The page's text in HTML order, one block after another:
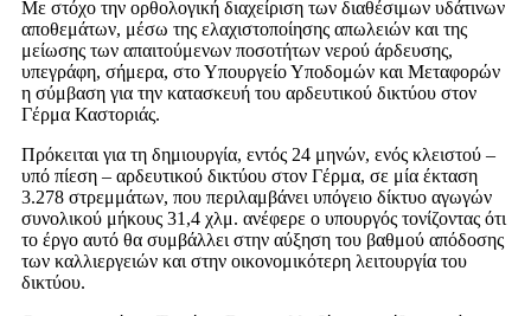
Με στόχο την ορθολογική διαχείριση των διαθέσιμων υδάτινων
αποθεμάτων, μέσω της ελαχιστοποίησης απωλειών και της
μείωσης των απαιτούμενων ποσοτήτων νερού άρδευσης,
υπεγράφη, σήμερα, στο Υπουργείο Υποδομών και Μεταφορών
η σύμβαση για την κατασκευή του αρδευτικού δικτύου στον
Γέρμα Καστοριάς.
Πρόκειται για τη δημιουργία, εντός 24 μηνών, ενός κλειστού –
υπό πίεση – αρδευτικού δικτύου στον Γέρμα, σε μία έκταση
3.278 στρεμμάτων, που περιλαμβάνει υπόγειο δίκτυο αγωγών
συνολικού μήκους 31,4 χλμ. ανέφερε ο υπουργός τονίζοντας ότι
το έργο αυτό θα συμβάλλει στην αύξηση του βαθμού απόδοσης
των καλλιεργειών και στην οικονομικότερη λειτουργία του
δικτύου.